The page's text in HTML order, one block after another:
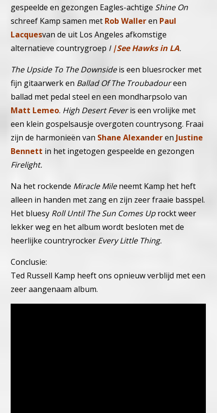
gespeelde en gezongen Eagles-achtige Shine On
schreef Kamp samen met Rob Walleren Paul
Lacquesvan de uit Los Angeles afkomstige
alternatieve countrygroep I|See Hawks in LA.
The Upside To The Downsideis een bluesrocker met
fijn gitaarwerk en Ballad Of The Troubadoureen
ballad met pedal steel en een mondharpsolo van
Matt Lemeo. High Desert Feveris een vrolijke met
een klein gospelsausje overgoten countrysong. Fraai
zijn de harmonieën van Shane Alexanderen Justine
Bennett in het ingetogen gespeelde en gezongen
Firelight.
Na het rockende Miracle Mileneemt Kamp het heft
alleen in handen met zang en zijn zeer fraaie basspel.
Het bluesy Roll Until The Sun Comes Uprockt weer
lekker weg en het album wordt besloten met de
heerlijke countryrocker Every Little Thing.
Conclusie:
Ted Russell Kamp heeft ons opnieuw verblijd met een
zeer aangenaam album.